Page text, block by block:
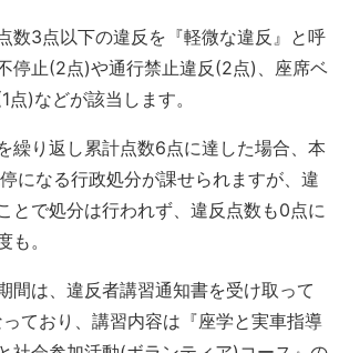
数3点以下の違反を『軽微な違反』と呼
停止(2点)や通行禁止違反(2点)、座席ベ
)などが該当します。
繰り返し累計点数6点に達した場合、本
になる行政処分が課せられますが、違
とで処分は行われず、違反点数も0点に
も。
間は、違反者講習通知書を受け取って
ており、講習内容は『座学と実車指導